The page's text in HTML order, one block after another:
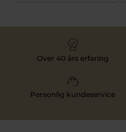
Over 40 års erfaring
Personlig kundeservice